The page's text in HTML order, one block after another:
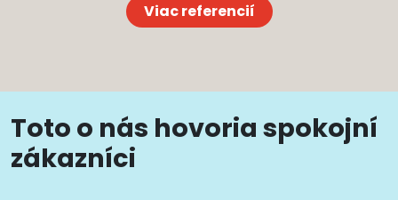
Viac referencií
Toto o nás hovoria spokojní
zákazníci